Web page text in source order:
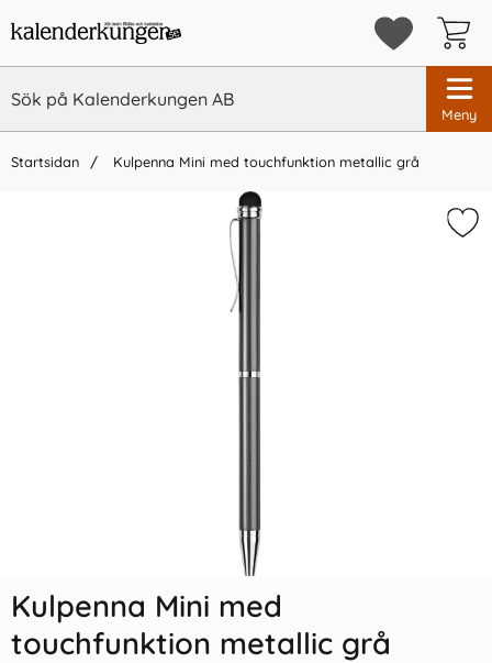
Meny
Startsidan Kulpenna Mini med touchfunktion metallic grå
Vi rekommenderar
55 kr/st
Kulpenna Mini med
touchfunktion metallic grå